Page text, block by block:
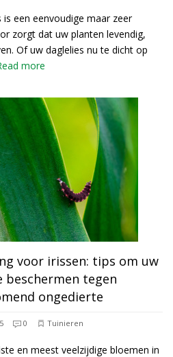
een eenvoudige maar zeer
zorgt dat uw planten levendig,
Of uw daglelies nu te dicht op
more
voor irissen: tips om uw
tegen
ongedierte
0 Tuinieren
en meest veelzijdige bloemen in